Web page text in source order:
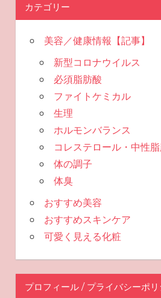
カテゴリー
美容／健康情報【記事】
新型コロナウイルス
必須脂肪酸
ファイトケミカル
生理
ホルモンバランス
コレステロール・中性
体の調子
体臭
おすすめ美容
おすすめスキンケア
可愛く見える化粧
プロフィール / プライバシーポリ